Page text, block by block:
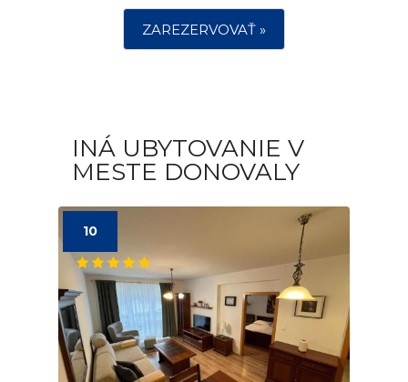
ZAREZERVOVAŤ »
INÁ UBYTOVANIE V
MESTE DONOVALY
10